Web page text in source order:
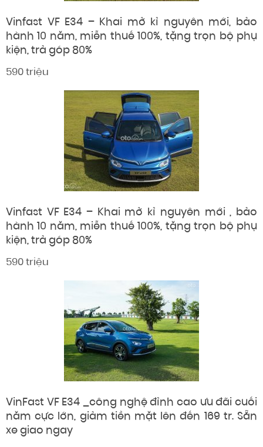
Vinfast VF E34 – Khai mở kỉ nguyên mới, bảo
hành 10 năm, miễn thuế 100%, tặng trọn bộ phụ
kiện, trả góp 80%
590 triệu
Vinfast VF E34 – Khai mở kỉ nguyên mới , bảo
hành 10 năm, miễn thuế 100%, tặng trọn bộ phụ
kiện, trả góp 80%
590 triệu
VinFast VF E34 _công nghệ đỉnh cao ưu đãi cuối
năm cực lớn, giảm tiền mặt lên đến 169 tr. Sẵn
xe giao ngay